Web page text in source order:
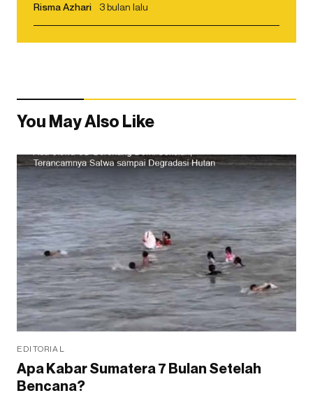
Risma Azhari 3 bulan lalu
You May Also Like
EDITORIAL
Apa Kabar Sumatera 7 Bulan Setelah
Bencana?